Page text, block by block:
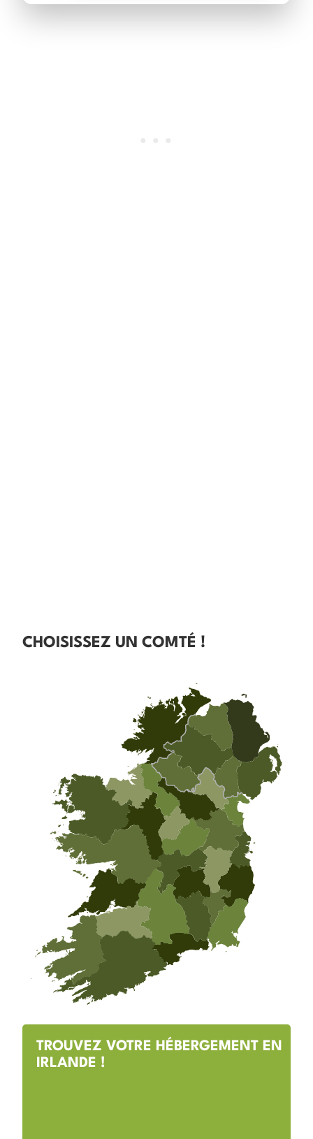
CHOISISSEZ UN COMTÉ !
TROUVEZ VOTRE HÉBERGEMENT EN
IRLANDE !